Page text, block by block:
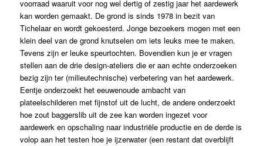
voorraad waaruit voor nog wel dertig of zestig jaar het aardewerk
kan worden gemaakt. De grond is sinds 1978 in bezit van
Tichelaar en wordt gekoesterd. Jonge bezoekers mogen met een
klein deel van de grond knutselen om iets leuks mee te maken.
Tevens zijn er leuke speurtochten. Bovendien kun je er vragen
stellen aan de drie design-ateliers die er aan echte onderzoeken
bezig zijn ter (milieutechnische) verbetering van het aardewerk.
Eentje onderzoekt het eeuwenoude ambacht van
plateelschilderen met fijnstof uit de lucht, de andere onderzoekt
hoe zout baggerslib uit de zee kan worden ingezet voor
aardewerk en opschaling naar industriële productie en de derde is
volop aan het testen hoe je ijzerwater (een restant dat overblijft